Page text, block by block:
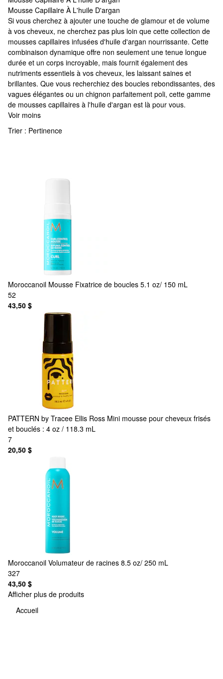
Mousse Capillaire À L'huile D'argan
Mousse Capillaire À L'huile D'argan
Si vous cherchez à ajouter une touche de glamour et de volume
à vos cheveux, ne cherchez pas plus loin que cette collection de
mousses capillaires infusées d'huile d'argan nourrissante. Cette
combinaison dynamique offre non seulement une tenue longue
durée et un corps incroyable, mais fournit également des
nutriments essentiels à vos cheveux, les laissant saines et
brillantes. Que vous recherchiez des boucles rebondissantes, des
vagues élégantes ou un chignon parfaitement poli, cette gamme
de mousses capillaires à l'huile d'argan est là pour vous.
Voir moins
Trier : Pertinence
Moroccanoil Mousse Fixatrice de boucles 5.1 oz/ 150 mL
52
43,50 $
PATTERN by Tracee Ellis Ross Mini mousse pour cheveux frisés
et bouclés : 4 oz / 118.3 mL
7
20,50 $
Moroccanoil Volumateur de racines 8.5 oz/ 250 mL
327
43,50 $
Afficher plus de produits
Accueil